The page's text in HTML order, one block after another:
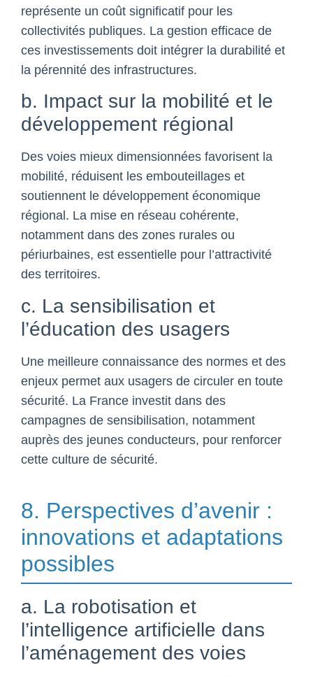
représente un coût significatif pour les
collectivités publiques. La gestion efficace de
ces investissements doit intégrer la durabilité et
la pérennité des infrastructures.
b. Impact sur la mobilité et le
développement régional
Des voies mieux dimensionnées favorisent la
mobilité, réduisent les embouteillages et
soutiennent le développement économique
régional. La mise en réseau cohérente,
notamment dans des zones rurales ou
périurbaines, est essentielle pour l’attractivité
des territoires.
c. La sensibilisation et
l’éducation des usagers
Une meilleure connaissance des normes et des
enjeux permet aux usagers de circuler en toute
sécurité. La France investit dans des
campagnes de sensibilisation, notamment
auprès des jeunes conducteurs, pour renforcer
cette culture de sécurité.
8. Perspectives d’avenir :
innovations et adaptations
possibles
a. La robotisation et
l’intelligence artificielle dans
l’aménagement des voies